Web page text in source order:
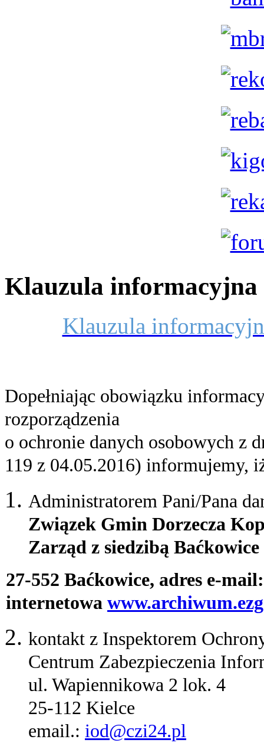
Klauzula
Klauzula
Dopełniając obowiązku
rozporządzenia
o ochronie danych osobowych z
119 z 04.05.2016) informujemy,
Administratorem Pani/Pana
Związek Gmin Dorzecza
Zarząd z siedzibą Baćkowice
27-552 Baćkowice, adres e-
internetowa
kontakt z Inspektorem
Centrum Zabezpieczenia
ul. Wapiennikowa 2 lok. 4
25-112 Kielce
email.: iod@czi24.pl